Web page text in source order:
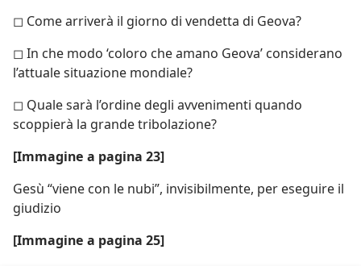
◻ Come arriverà il giorno di vendetta di Geova?
◻ In che modo ‘coloro che amano Geova’ considerano
l’attuale situazione mondiale?
◻ Quale sarà l’ordine degli avvenimenti quando
scoppierà la grande tribolazione?
[Immagine a pagina 23]
Gesù “viene con le nubi”, invisibilmente, per eseguire il
giudizio
[Immagine a pagina 25]